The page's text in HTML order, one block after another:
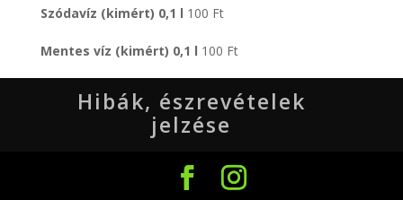
Szódavíz (kimért) 0,1 l 100 Ft
Mentes víz (kimért) 0,1 l 100 Ft
Hibák, észrevételek
jelzése